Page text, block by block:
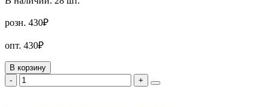
розн. 430₽
опт. 430₽
В корзину
-
+